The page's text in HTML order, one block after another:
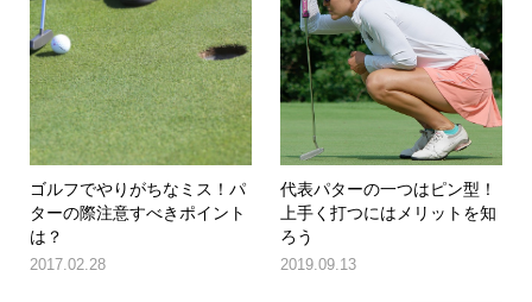
ゴルフでやりがちなミス！パ
ターの際注意すべきポイント
は？
2017.02.28
代表パターの一つはピン型！
上手く打つにはメリットを知
ろう
2019.09.13